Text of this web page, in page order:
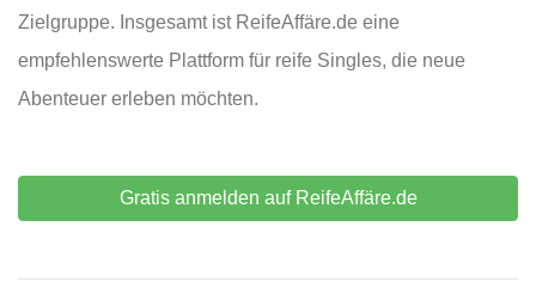
Zielgruppe. Insgesamt ist ReifeAffäre.de eine
empfehlenswerte Plattform für reife Singles, die neue
Abenteuer erleben möchten.
Gratis anmelden auf ReifeAffäre.de